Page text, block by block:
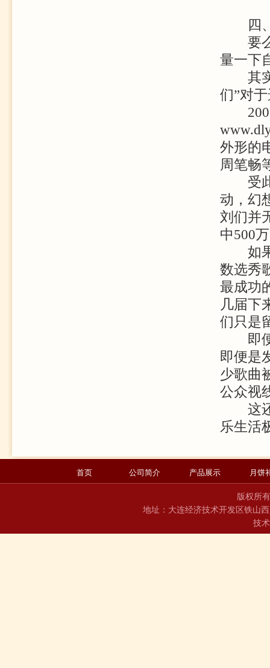
四
要么
量一下
其实
们”对
2005
外形的
周笔畅
受此
动，幻
刘们并
中500
如果
数选秀
最成功
几届下
们只是
即便
即便是
少歌曲
公众视
这还
乐生活
首页 公司简介 产品展示 月饼
版权所
地址：大连经济技术开发区铁山
技